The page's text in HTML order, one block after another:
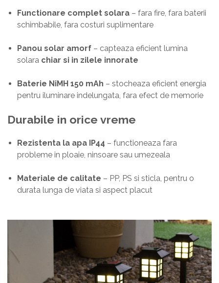
Functionare complet solara – fara fire, fara baterii
schimbabile, fara costuri suplimentare
Panou solar amorf – capteaza eficient lumina
solara chiar si in zilele innorate
Baterie NiMH 150 mAh – stocheaza eficient energia
pentru iluminare indelungata, fara efect de memorie
Durabile in orice vreme
Rezistenta la apa IP44 – functioneaza fara
probleme in ploaie, ninsoare sau umezeala
Materiale de calitate – PP, PS si sticla, pentru o
durata lunga de viata si aspect placut